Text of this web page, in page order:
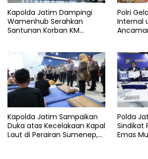
Kapolda Jatim Dampingi
Wamenhub Serahkan
Santunan Korban KM
Polri
Internal
Kapolda Jatim Sampaikan
Duka atas Kecelakaan Kapal
Laut di Perairan Sumenep,
Polda
Sindikat
Emas